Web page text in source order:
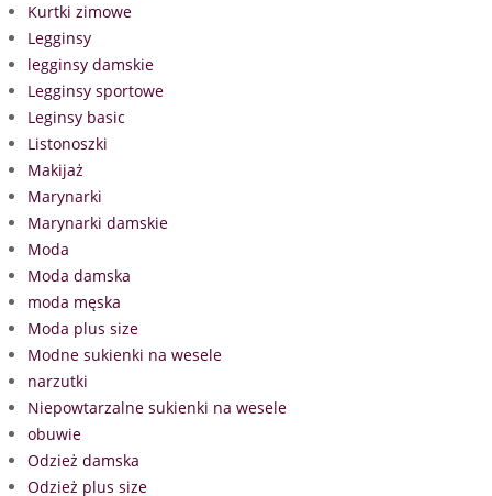
Kurtki zimowe
Legginsy
legginsy damskie
Legginsy sportowe
Leginsy basic
Listonoszki
Makijaż
Marynarki
Marynarki damskie
Moda
Moda damska
moda męska
Moda plus size
Modne sukienki na wesele
narzutki
Niepowtarzalne sukienki na wesele
obuwie
Odzież damska
Odzież plus size